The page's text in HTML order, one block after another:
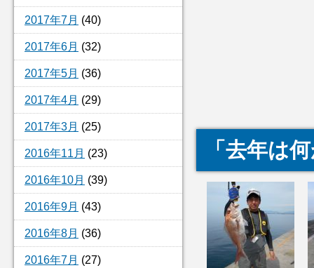
2017年7月 (40)
2017年6月 (32)
2017年5月 (36)
2017年4月 (29)
2017年3月 (25)
2016年11月 (23)
2016年10月 (39)
2016年9月 (43)
2016年8月 (36)
2016年7月 (27)
「去年は